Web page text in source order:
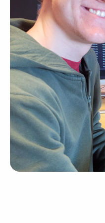
Radio, TV og
Halvårskurs
Tilrettelagt
Foto og Japan